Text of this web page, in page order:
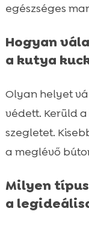
egészséges
Hogyan
a kutya
Olyan helyet
védett. Kerüld
szegletet.
a meglévő
Milyen
a